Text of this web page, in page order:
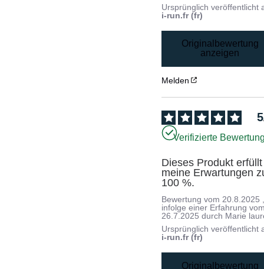
Ursprünglich veröffentlicht
i-run.fr (fr)
Originalbewertung
anzeigen
Melden
5
Verifizierte
Dieses Produkt erfüllt
meine Erwartungen
100 %.
Bewertung vom 20.8.2025
infolge einer Erfahrung
26.7.2025 durch Marie
Ursprünglich veröffentlicht
i-run.fr (fr)
Originalbewertung